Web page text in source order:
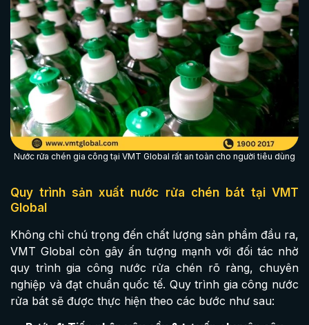
Nước rửa chén gia công tại VMT Global rất an toàn cho người tiêu dùng
Quy trình sản xuất nước rửa chén bát tại VMT
Global
Không chỉ chú trọng đến chất lượng sản phẩm đầu ra,
VMT Global còn gây ấn tượng mạnh với đối tác nhờ
quy trình gia công nước rửa chén rõ ràng, chuyên
nghiệp và đạt chuẩn quốc tế. Quy trình gia công nước
rửa bát sẽ được thực hiện theo các bước như sau: